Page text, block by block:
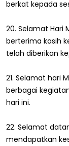
berkat kepada
20. Selamat Hari
berterima kasih
telah diberikan
21. Selamat hari
berbagai
hari ini.
22. Selamat
mendapatkan